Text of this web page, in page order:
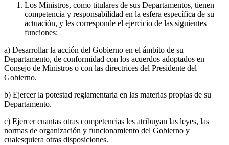
Los Ministros, como titulares de sus Departamentos, tienen
competencia y responsabilidad en la esfera específica de su
actuación, y les corresponde el ejercicio de las siguientes
funciones:
a) Desarrollar la acción del Gobierno en el ámbito de su
Departamento, de conformidad con los acuerdos adoptados en
Consejo de Ministros o con las directrices del Presidente del
Gobierno.
b) Ejercer la potestad reglamentaria en las materias propias de su
Departamento.
c) Ejercer cuantas otras competencias les atribuyan las leyes, las
normas de organización y funcionamiento del Gobierno y
cualesquiera otras disposiciones.